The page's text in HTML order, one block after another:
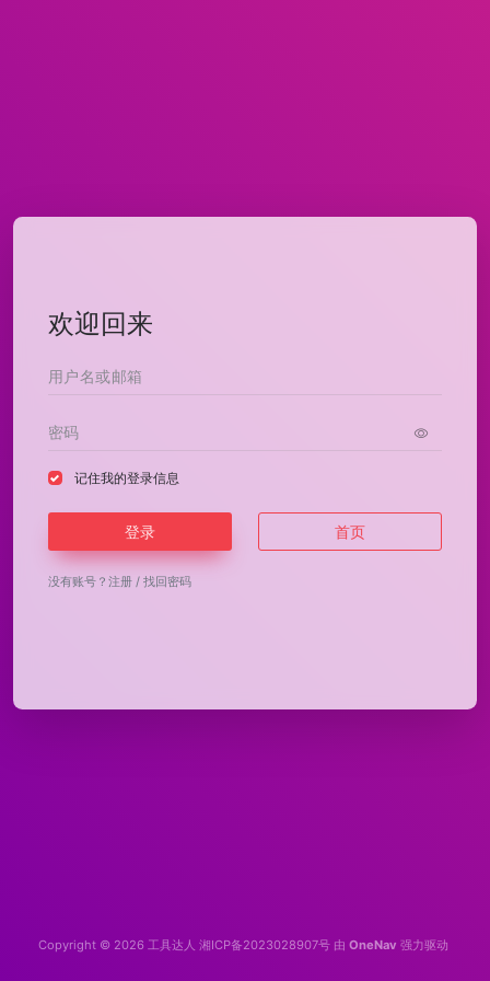
欢迎回来
记住我的登录信息
登录 首页
没有账号？ 注册 / 找回密码
Copyright © 2026 工具达人 湘ICP备2023028907号 由 OneNav 强力驱动